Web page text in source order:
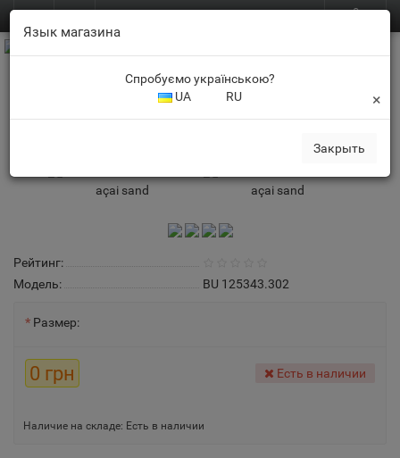
0
BUFF® Trek Bucket Hat açai sand ×
Язык магазина
Спробуємо українською?
UA
RU
Закрыть
Рейтинг:
Модель:
BU 125343.302
Размер:
0 грн Есть в наличии
Наличие на складе: Есть в наличии